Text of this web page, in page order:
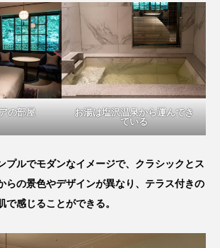
の部屋
お湯は塩沢温泉から運んでき
ている
プルでモダンなイメージで、クラシックとス
らの景色やデザインが異なり、テラス付きの
で感じることができる。